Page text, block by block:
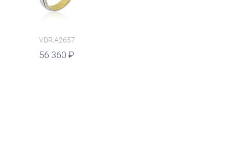
VDR.A2657
56 360